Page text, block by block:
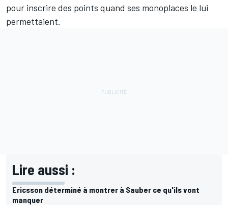
pour inscrire des points quand ses monoplaces le lui
permettaient.
Lire aussi :
Ericsson déterminé à montrer à Sauber ce qu'ils vont
manquer